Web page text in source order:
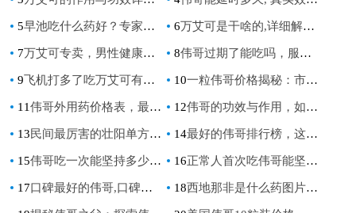
5早池吃什么药好？专家推荐这些有效药物 6万艾可是干啥的,详细解析其作用与适用人群
7万艾可专卖，男性健康解决方案的首选 8伟哥过期了能吃吗，服用后的潜在风险与正确处理建议
9飞机打多了吃万艾可有用吗,频繁**后服用万艾可的效果与风险解析 10一粒伟哥价格揭秘：市场行情分析
11伟哥外用药价格表，最新市场报价一览 12伟哥的功效与作用，如何有效改善男性勃起功能障碍
13民间最厉害的壮阳单方揭秘 提升男性健康的神奇秘方 14最好的伟哥排行榜，这些品牌效果最显著
15伟哥吃一次能坚持多少分钟，揭秘服用后的效果时长 16正常人首次吃伟哥能坚持多久？效果与注意事项详解
17口碑最好的伟哥,口碑最好的伟哥，男性健康的首选解决方案 18西地那非是什么药图片,功效,副作用及正确用法,高清图文详解